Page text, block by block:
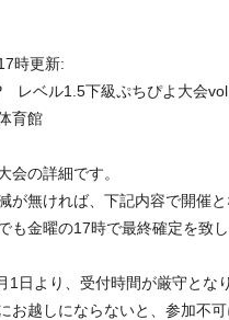
時更新:
ベル1.5下級ぷちぴよ大会
体育館
会の詳細です。
が無ければ、下記内容で開催と
も金曜の17時で最終確定を致し
日より、受付時間が厳守とな
お越しにならないと、参加不